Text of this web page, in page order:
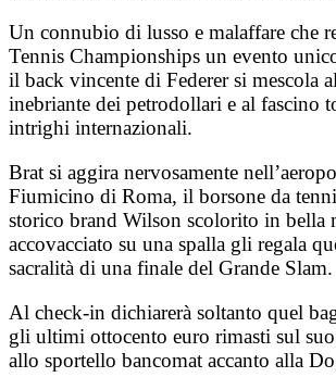
Un connubio di lusso e malaffare che
Tennis Championships un evento
il back vincente di Federer si mescola
inebriante dei petrodollari e al fascino
intrighi internazionali.
Brat si aggira nervosamente
Fiumicino di Roma, il borsone da
storico brand Wilson scolorito in bella
accovacciato su una spalla gli regala
sacralità di una finale del Grande Slam.
Al check-in dichiarerà soltanto quel
gli ultimi ottocento euro rimasti sul
allo sportello bancomat accanto alla